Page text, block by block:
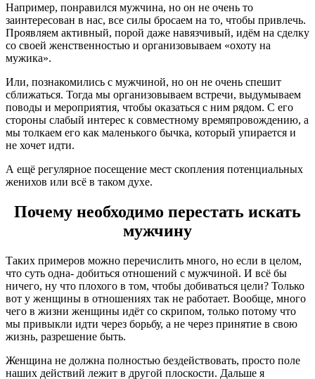
Например, понравился мужчина, но он не очень то
заинтересован в нас, все силы бросаем на то, чтобы привлечь.
Проявляем активный, порой даже навязчивый, идём на сделку
со своей женственностью и организовываем «охоту на
мужика».
Или, познакомились с мужчиной, но он не очень спешит
сближаться. Тогда мы организовываем встречи, выдумываем
поводы и мероприятия, чтобы оказаться с ним рядом. С его
стороны слабый интерес к совместному времяпровождению, а
мы толкаем его как маленького бычка, который упирается и
не хочет идти.
А ещё регулярное посещение мест скопления потенциальных
женихов или всё в таком духе.
Почему необходимо перестать искать
мужчину
Таких примеров можно перечислить много, но если в целом,
что суть одна- добиться отношений с мужчиной. И всё бы
ничего, ну что плохого в том, чтобы добиваться цели? Только
вот у женщины в отношениях так не работает. Вообще, много
чего в жизни женщины идёт со скрипом, только потому что
мы привыкли идти через борьбу, а не через принятие в свою
жизнь, разрешение быть.
Женщина не должна полностью бездействовать, просто поле
наших действий лежит в другой плоскости. Дальше я